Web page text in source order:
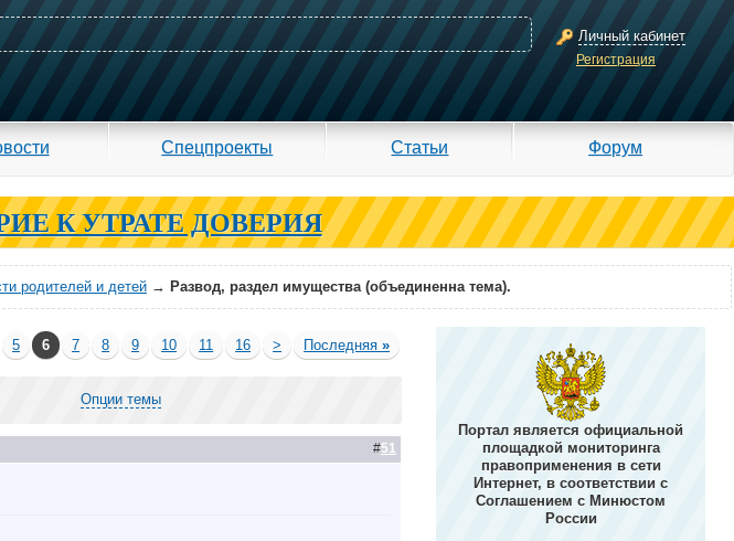
Личный кабинет
Регистрация
Спецпроекты Статьи Форум
К УТРАТЕ ДОВЕРИЯ
родителей и детей → Развод, раздел имущества (объединенна тема).
5 6 7 8 9 10 11 16 > Последняя»
Опции темы
#51
Портал является официальной
площадкой мониторинга
правоприменения в сети
Интернет, в соответствии с
Соглашением с Минюстом
России